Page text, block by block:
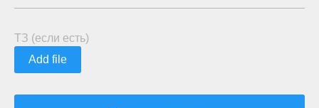
ТЗ (если есть)
Add file